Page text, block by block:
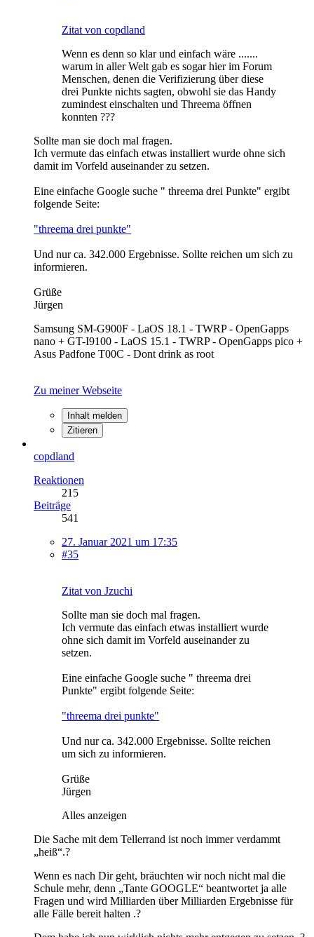
Zitat von copdland
Wenn es denn so klar und einfach wäre .......
warum in aller Welt gab es sogar hier im Forum
Menschen, denen die Verifizierung über diese
drei Punkte nichts sagten, obwohl sie das Handy
zumindest einschalten und Threema öffnen
konnten ???
Sollte man sie doch mal fragen.
Ich vermute das einfach etwas installiert wurde ohne sich
damit im Vorfeld auseinander zu setzen.
Eine einfache Google suche " threema drei Punkte" ergibt
folgende Seite:
"threema drei punkte"
Und nur ca. 342.000 Ergebnisse. Sollte reichen um sich zu
informieren.
Grüße
Jürgen
Samsung SM-G900F - LaOS 18.1 - TWRP - OpenGapps
nano + GT-I9100 - LaOS 15.1 - TWRP - OpenGapps pico +
Asus Padfone T00C - Dont drink as root
Zu meiner Webseite
Inhalt melden
Zitieren
copdland
Reaktionen
215
Beiträge
541
27. Januar 2021 um 17:35
#35
Zitat von Jzuchi
Sollte man sie doch mal fragen.
Ich vermute das einfach etwas installiert wurde
ohne sich damit im Vorfeld auseinander zu
setzen.
Eine einfache Google suche " threema drei
Punkte" ergibt folgende Seite:
"threema drei punkte"
Und nur ca. 342.000 Ergebnisse. Sollte reichen
um sich zu informieren.
Grüße
Jürgen
Alles anzeigen
Die Sache mit dem Tellerrand ist noch immer verdammt
„heiß“.?
Wenn es nach Dir geht, bräuchten wir noch nicht mal die
Schule mehr, denn „Tante GOOGLE“ beantwortet ja alle
Fragen und wird Milliarden über Milliarden Ergebnisse für
alle Fälle bereit halten .?